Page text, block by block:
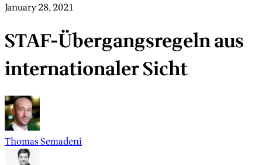
January 28, 2021
STAF-Übergangsregeln aus
internationaler Sicht
Thomas Semadeni